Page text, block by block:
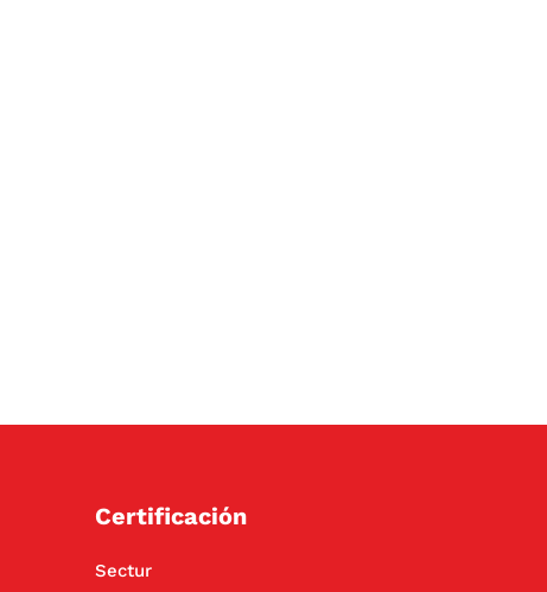
Certificación
Sectur